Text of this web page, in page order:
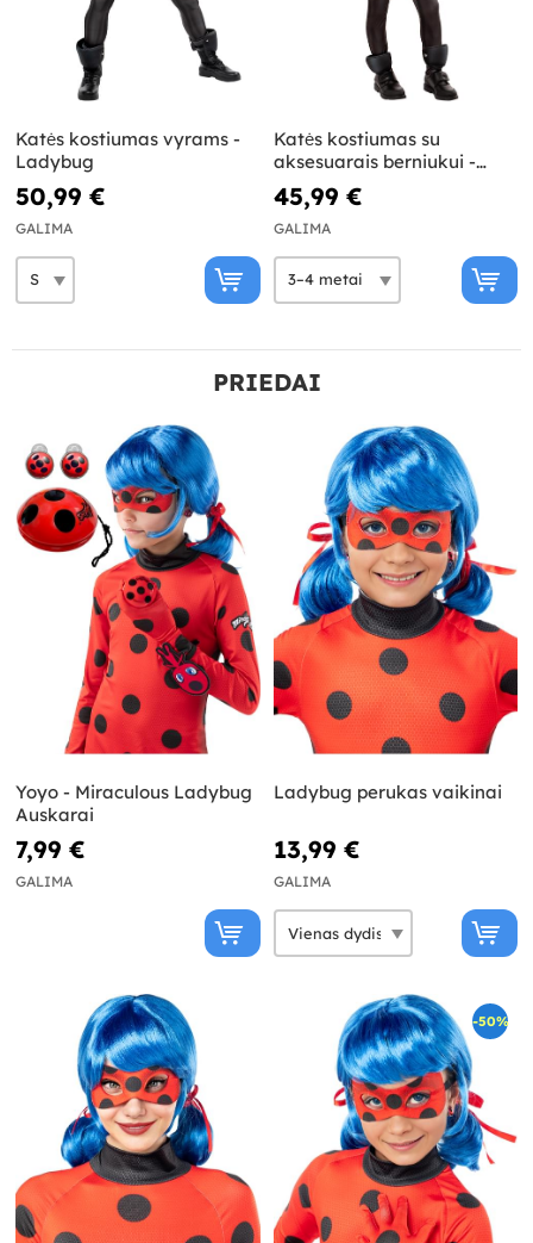
Katės kostiumas vyrams -
Ladybug
50,99 €
GALIMA
Katės kostiumas su
aksesuarais berniukui -
Ladybug
45,99 €
GALIMA
PRIEDAI
Yoyo - Miraculous Ladybug
Auskarai
7,99 €
GALIMA
Ladybug perukas vaikinai
13,99 €
GALIMA
-50%